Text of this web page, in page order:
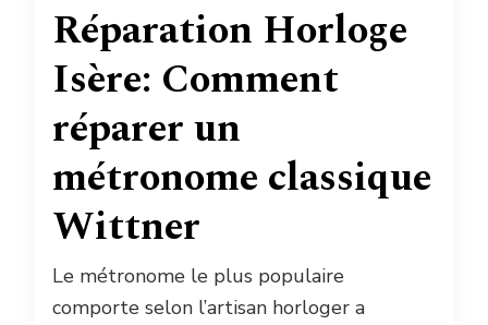
Réparation Horloge
Isère: Comment
réparer un
métronome classique
Wittner
Le métronome le plus populaire
comporte selon l’artisan horloger a